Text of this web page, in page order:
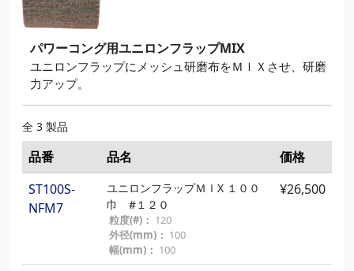
ST100S-
NF11
粒度(#)：
320
外径(mm)： 100
幅(mm)：100
ST100S-
NF13
幅(mm)：
¥22,000
パワーコング用ユニロンフラップMIX
ユニロンフラップにメッシュ研磨布をＭＩＸさせ、研磨
力アップ。
全 3 製品
品番 品名
価格
ST100S-
NFM7
ユニロンフラップＭＩX １００
巾 #１２０
粒度(#)： 120
外径(mm)： 100
幅(mm)： 100
¥26,500